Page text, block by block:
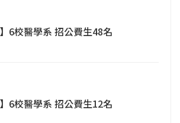
6校醫學系 招公費生48名
6校醫學系 招公費生12名